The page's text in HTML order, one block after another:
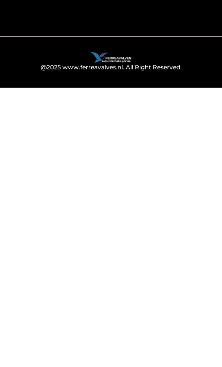
@2025 www.ferreavalves.nl. All Right Reserved.